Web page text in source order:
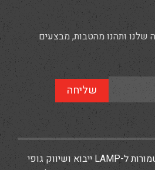
ותהנו מהטבות, מבצעים
שליחה
© 2026 כל הזכויות שמורות ל-LAMP ייבוא ושיווק גופי